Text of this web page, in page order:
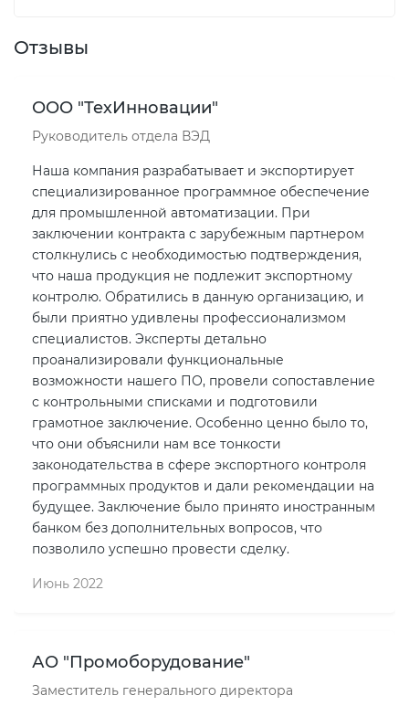
Отзывы
ООО "ТехИнновации"
Руководитель отдела ВЭД
Наша компания разрабатывает и экспортирует
специализированное программное обеспечение
для промышленной автоматизации. При
заключении контракта с зарубежным партнером
столкнулись с необходимостью подтверждения,
что наша продукция не подлежит экспортному
контролю. Обратились в данную организацию, и
были приятно удивлены профессионализмом
специалистов. Эксперты детально
проанализировали функциональные
возможности нашего ПО, провели сопоставление
с контрольными списками и подготовили
грамотное заключение. Особенно ценно было то,
что они объяснили нам все тонкости
законодательства в сфере экспортного контроля
программных продуктов и дали рекомендации на
будущее. Заключение было принято иностранным
банком без дополнительных вопросов, что
позволило успешно провести сделку.
Июнь 2022
АО "Промоборудование"
Заместитель генерального директора